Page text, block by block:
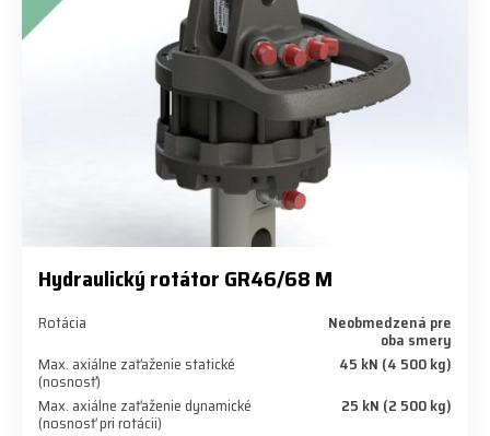
Hydraulický rotátor GR46/68 M
Rotácia Neobmedzená pre
oba smery
Max. axiálne zaťaženie statické
(nosnosť)
45 kN (4 500 kg)
Max. axiálne zaťaženie dynamické
(nosnosť pri rotácii)
25 kN (2 500 kg)